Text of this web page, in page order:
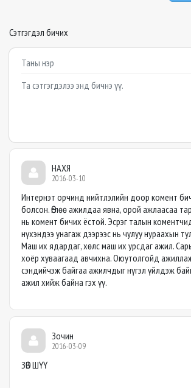
Сэтгэгдэл бичих
Example textarea
НАХЯ
2016-03-10
Интернэт орчинд нийтлэлийн доор комент
болсон. Өглөө ажилдаа явна, орой ажлаасаа
нь комент бичих ёстой. Эсрэг талын
нүхэндээ унагаж дээрээс нь чулуу нураахын
Маш их ядардаг, хөлс маш их урсдаг ажил.
хоёр хуваагаад авчихна. Оюутолгойд
сэндийчэж байгаа ажилчдыг нүгэл үйлдэж
ажил хийж байна гэх үү.
Зочин
2016-03-09
ЗӨВ ШҮҮ